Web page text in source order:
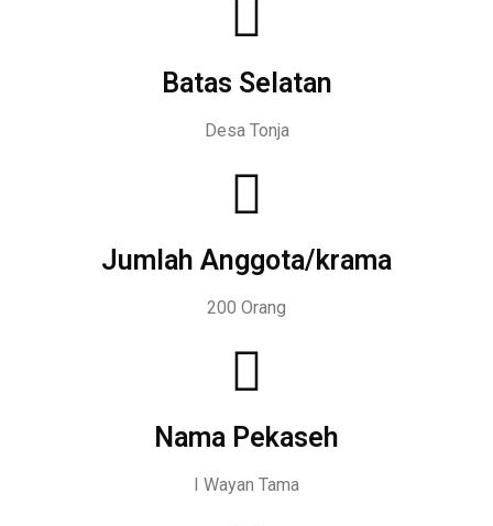
Batas Selatan
Desa Tonja
Jumlah Anggota/krama
200 Orang
Nama Pekaseh
I Wayan Tama